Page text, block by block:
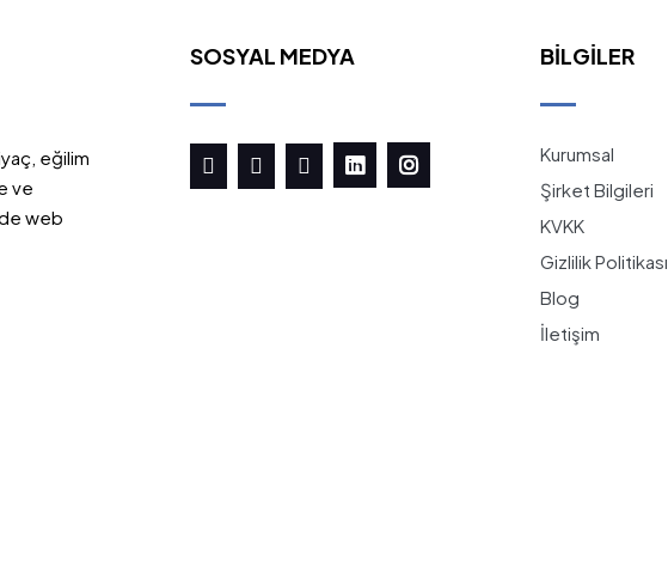
eğilim
ve
web
SOSYAL MEDYA BILGILER
Kurumsal
Şirket Bilgileri
KVKK
Gizlilik Politikası
Blog
İletişim